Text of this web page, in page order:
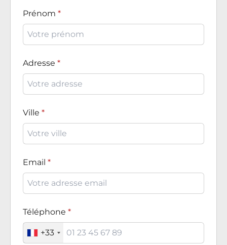
Prénom
Adresse
Ville
Email
Téléphone
+33